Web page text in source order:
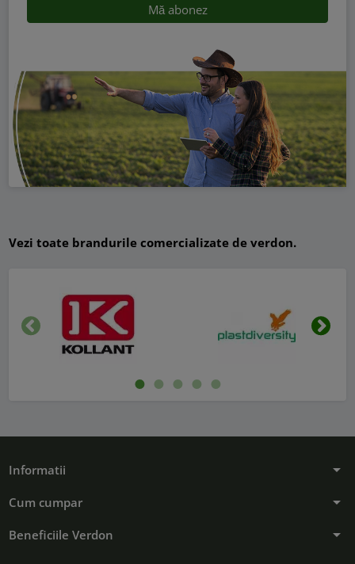
Vezi toate brandurile comercializate de verdon.
Inapoi
Informatii arrow_drop_down
Cum cumpar arrow_drop_down
Beneficiile Verdon arrow_drop_down